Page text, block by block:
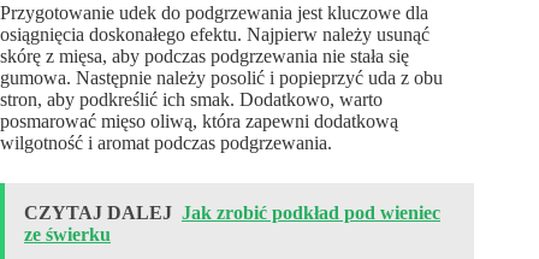
Przygotowanie udek do podgrzewania jest kluczowe dla
osiągnięcia doskonałego efektu. Najpierw należy usunąć
skórę z mięsa, aby podczas podgrzewania nie stała się
gumowa. Następnie należy posolić i popieprzyć uda z obu
stron, aby podkreślić ich smak. Dodatkowo, warto
posmarować mięso oliwą, która zapewni dodatkową
wilgotność i aromat podczas podgrzewania.
CZYTAJ DALEJ Jak zrobić podkład pod wieniec
ze świerku